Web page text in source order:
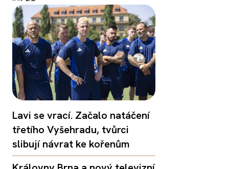
Lavi se vrací. Začalo natáčení
třetího Vyšehradu, tvůrci
slibují návrat ke kořenům